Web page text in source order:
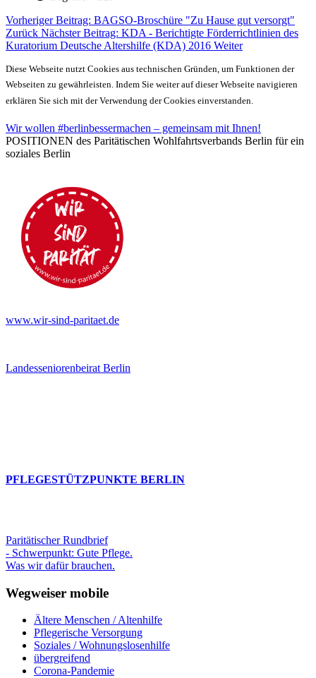
Vorheriger Beitrag: BAGSO-Broschüre "Zu Hause gut versorgt"
Zurück Nächster Beitrag: KDA - Berichtigte Förderrichtlinien des
Kuratorium Deutsche Altershilfe (KDA) 2016 Weiter
Diese Webseite nutzt Cookies aus technischen Gründen, um Funktionen der
Webseiten zu gewährleisten. Indem Sie weiter auf dieser Webseite navigieren
erklären Sie sich mit der Verwendung der Cookies einverstanden.
Wir wollen #berlinbessermachen – gemeinsam mit Ihnen!
POSITIONEN des Paritätischen Wohlfahrtsverbands Berlin für ein
soziales Berlin
www.wir-sind-paritaet.de
Landesseniorenbeirat Berlin
PFLEGESTÜTZPUNKTE BERLIN
Paritätischer Rundbrief
- Schwerpunkt: Gute Pflege.
Was wir dafür brauchen.
Wegweiser mobile
Ältere Menschen / Altenhilfe
Pflegerische Versorgung
Soziales / Wohnungslosenhilfe
übergreifend
Corona-Pandemie